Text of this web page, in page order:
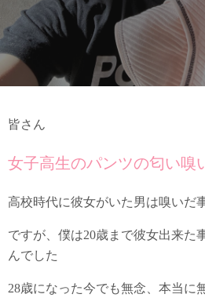
皆さん
女子高生のパンツの匂い嗅
高校時代に彼女がいた男は嗅いだ
ですが、僕は20歳まで彼女出来た
んでした
28歳になった今でも無念、本当に